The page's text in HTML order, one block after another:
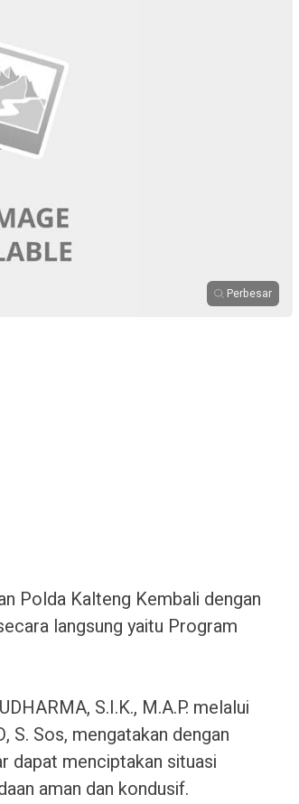
Perbesar
Polda Kalteng Kembali dengan
langsung yaitu Program
S.I.K., M.A.P. melalui
S. Sos, mengatakan dengan
dapat menciptakan situasi
aman dan kondusif.